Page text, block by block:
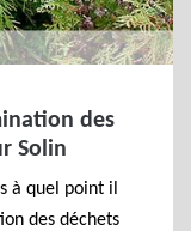
des
Solin
à quel point il
des déchets